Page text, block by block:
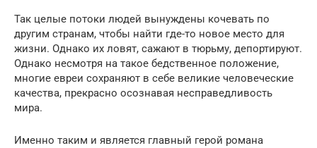
Так целые потоки людей вынуждены кочевать по
другим странам, чтобы найти где-то новое место для
жизни. Однако их ловят, сажают в тюрьму, депортируют.
Однако несмотря на такое бедственное положение,
многие евреи сохраняют в себе великие человеческие
качества, прекрасно осознавая несправедливость
мира.
Именно таким и является главный герой романа